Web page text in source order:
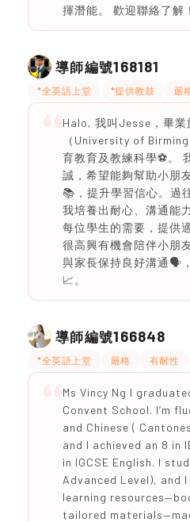
揮潛能。 歡迎聯絡了解
導師編號168181
*全英語上堂 *提供教鼓 嚴
Halo, 我叫Jesse，畢業
（University of
育教育及教練科學⚽️。
誠，希望能夠幫助小朋
📚，提升學習信心。過
我培養出耐心、溝通能
每位學生的需要，提供
很高興有機會陪伴小朋
與家長保持良好溝通🗣️
📈。
導師編號166848
*全英語上堂 嚴格 有耐性
Ms Vincy Ng I
Convent School. I’m
and Chinese (
and I achieved an 8 in
in IGCSE English. I
Advanced Level), and
learning
tailored